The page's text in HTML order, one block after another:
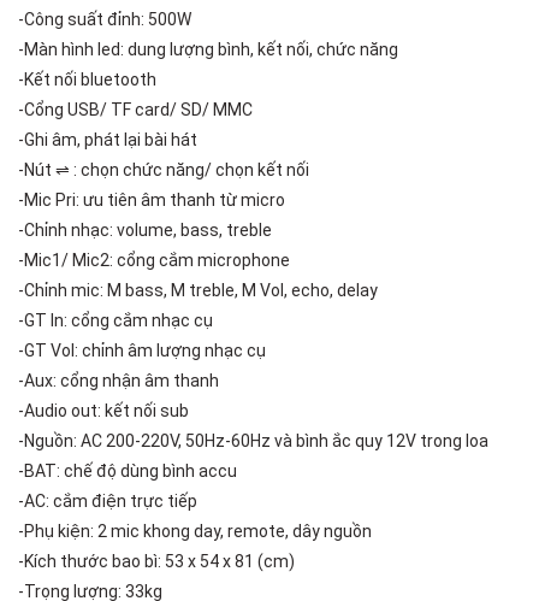
-Công suất đỉnh: 500W
-Màn hình led: dung lượng bình, kết nối, chức năng
-Kết nối bluetooth
-Cổng USB/ TF card/ SD/ MMC
-Ghi âm, phát lại bài hát
-Nút ⇌ : chọn chức năng/ chọn kết nối
-Mic Pri: ưu tiên âm thanh từ micro
-Chỉnh nhạc: volume, bass, treble
-Mic1/ Mic2: cổng cắm microphone
-Chỉnh mic: M bass, M treble, M Vol, echo, delay
-GT In: cổng cắm nhạc cụ
-GT Vol: chỉnh âm lượng nhạc cụ
-Aux: cổng nhận âm thanh
-Audio out: kết nối sub
-Nguồn: AC 200-220V, 50Hz-60Hz và bình ắc quy 12V trong loa
-BAT: chế độ dùng bình accu
-AC: cắm điện trực tiếp
-Phụ kiện: 2 mic khong day, remote, dây nguồn
-Kích thước bao bì: 53 x 54 x 81 (cm)
-Trọng lượng: 33kg